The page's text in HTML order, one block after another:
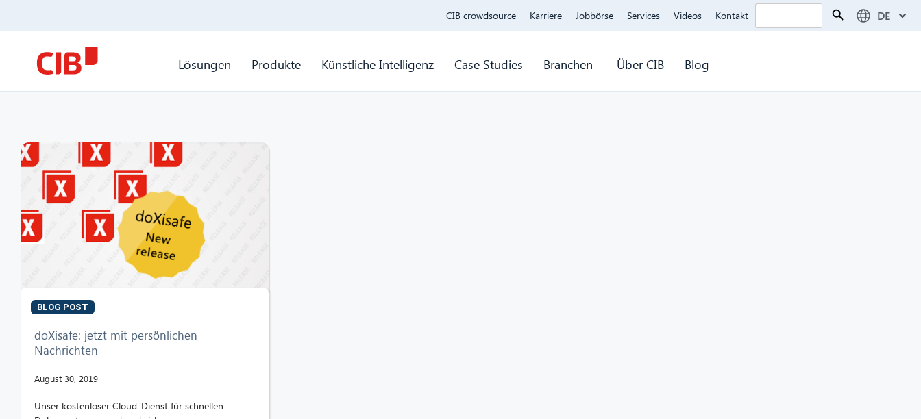
CIB crowdsource Karriere Jobbörse Services Videos Kontakt Search DE
Lösungen Produkte Künstliche Intelligenz Case Studies Branchen Über CIB Blog
BLOG POST
doXisafe: jetzt mit persönlichen
Nachrichten
August 30, 2019
Unser kostenloser Cloud-Dienst für schnellen